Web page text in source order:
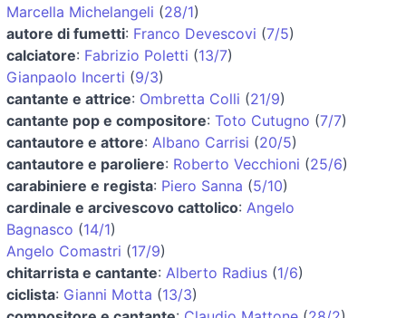
Marcella Michelangeli (28/1)
autore di fumetti: Franco Devescovi (7/5)
calciatore: Fabrizio Poletti (13/7)
Gianpaolo Incerti (9/3)
cantante e attrice: Ombretta Colli (21/9)
cantante pop e compositore: Toto Cutugno (7/7)
cantautore e attore: Albano Carrisi (20/5)
cantautore e paroliere: Roberto Vecchioni (25/6)
carabiniere e regista: Piero Sanna (5/10)
cardinale e arcivescovo cattolico: Angelo
Bagnasco (14/1)
Angelo Comastri (17/9)
chitarrista e cantante: Alberto Radius (1/6)
ciclista: Gianni Motta (13/3)